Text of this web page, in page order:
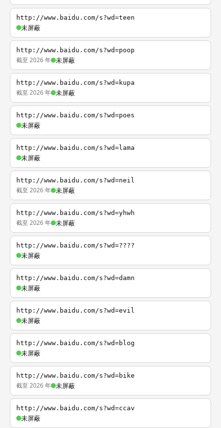
http://www.baidu.com/s?wd=teen
未屏蔽
http://www.baidu.com/s?wd=poop
截至 2026 年 未屏蔽
http://www.baidu.com/s?wd=kupa
截至 2026 年 未屏蔽
http://www.baidu.com/s?wd=poes
未屏蔽
http://www.baidu.com/s?wd=lama
未屏蔽
http://www.baidu.com/s?wd=neil
截至 2026 年 未屏蔽
http://www.baidu.com/s?wd=yhwh
截至 2026 年 未屏蔽
http://www.baidu.com/s?wd=????
未屏蔽
http://www.baidu.com/s?wd=damn
未屏蔽
http://www.baidu.com/s?wd=evil
未屏蔽
http://www.baidu.com/s?wd=blog
未屏蔽
http://www.baidu.com/s?wd=bike
截至 2026 年 未屏蔽
http://www.baidu.com/s?wd=ccav
未屏蔽